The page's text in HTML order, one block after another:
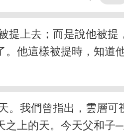
提上去；而是說他被
他這樣被提時，知
。我們曾指出，雲層
之上的天。今天父和